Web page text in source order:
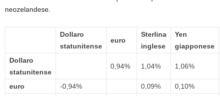
neozelandese.
Dollaro
statunitense
euro
Sterlina
inglese
Yen
giapponese
Dollaro
statunitense
0,94% 1,04% 1,06%
euro -0,94% 0,09%
0,10%